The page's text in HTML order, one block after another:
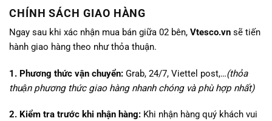
CHÍNH SÁCH GIAO HÀNG
Ngay sau khi xác nhận mua bán giữa 02 bên, Vtesco.vn sẽ tiến
hành giao hàng theo như thỏa thuận.
1. Phương thức vận chuyển: Grab, 24/7, Viettel post,…(thỏa
thuận phương thức giao hàng nhanh chóng và phù hợp nhất)
2. Kiểm tra trước khi nhận hàng: Khi nhận hàng quý khách vui